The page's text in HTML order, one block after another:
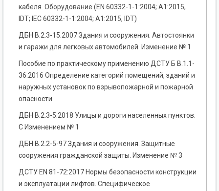
кабеля. Оборудование (EN 60332-1-1:2004; А1:2015,
IDT; ІЕС 60332-1-1:2004; А1:2015, IDT)
ДБН В.2.3-15:2007 Здания и сооружения. Автостоянки
и гаражи для легковых автомобилей. Изменение № 1
Пособие по практическому применению ДСТУ Б В.1.1-
36:2016 Определение категорий помещений, зданий и
наружных установок по взрывопожарной и пожарной
опасности
ДБН В.2.3-5:2018 Улицы и дороги населенных пунктов.
С Изменением № 1
ДБН В.2.2-5-97 Здания и сооружения. Защитные
сооружения гражданской защиты. Изменение № 3
ДСТУ EN 81-72:2017 Нормы безопасности конструкции
и эксплуатации лифтов. Специфическое